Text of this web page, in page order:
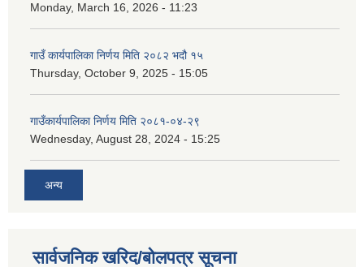
Monday, March 16, 2026 - 11:23
गाउँ कार्यपालिका निर्णय मिति २०८२ भदौ १५
Thursday, October 9, 2025 - 15:05
गाउँकार्यपालिका निर्णय मिति २०८१-०४-२९
Wednesday, August 28, 2024 - 15:25
अन्य
सार्वजनिक खरिद/बोलपत्र सूचना